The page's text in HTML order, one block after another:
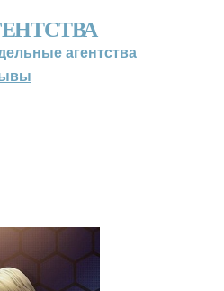
агентства